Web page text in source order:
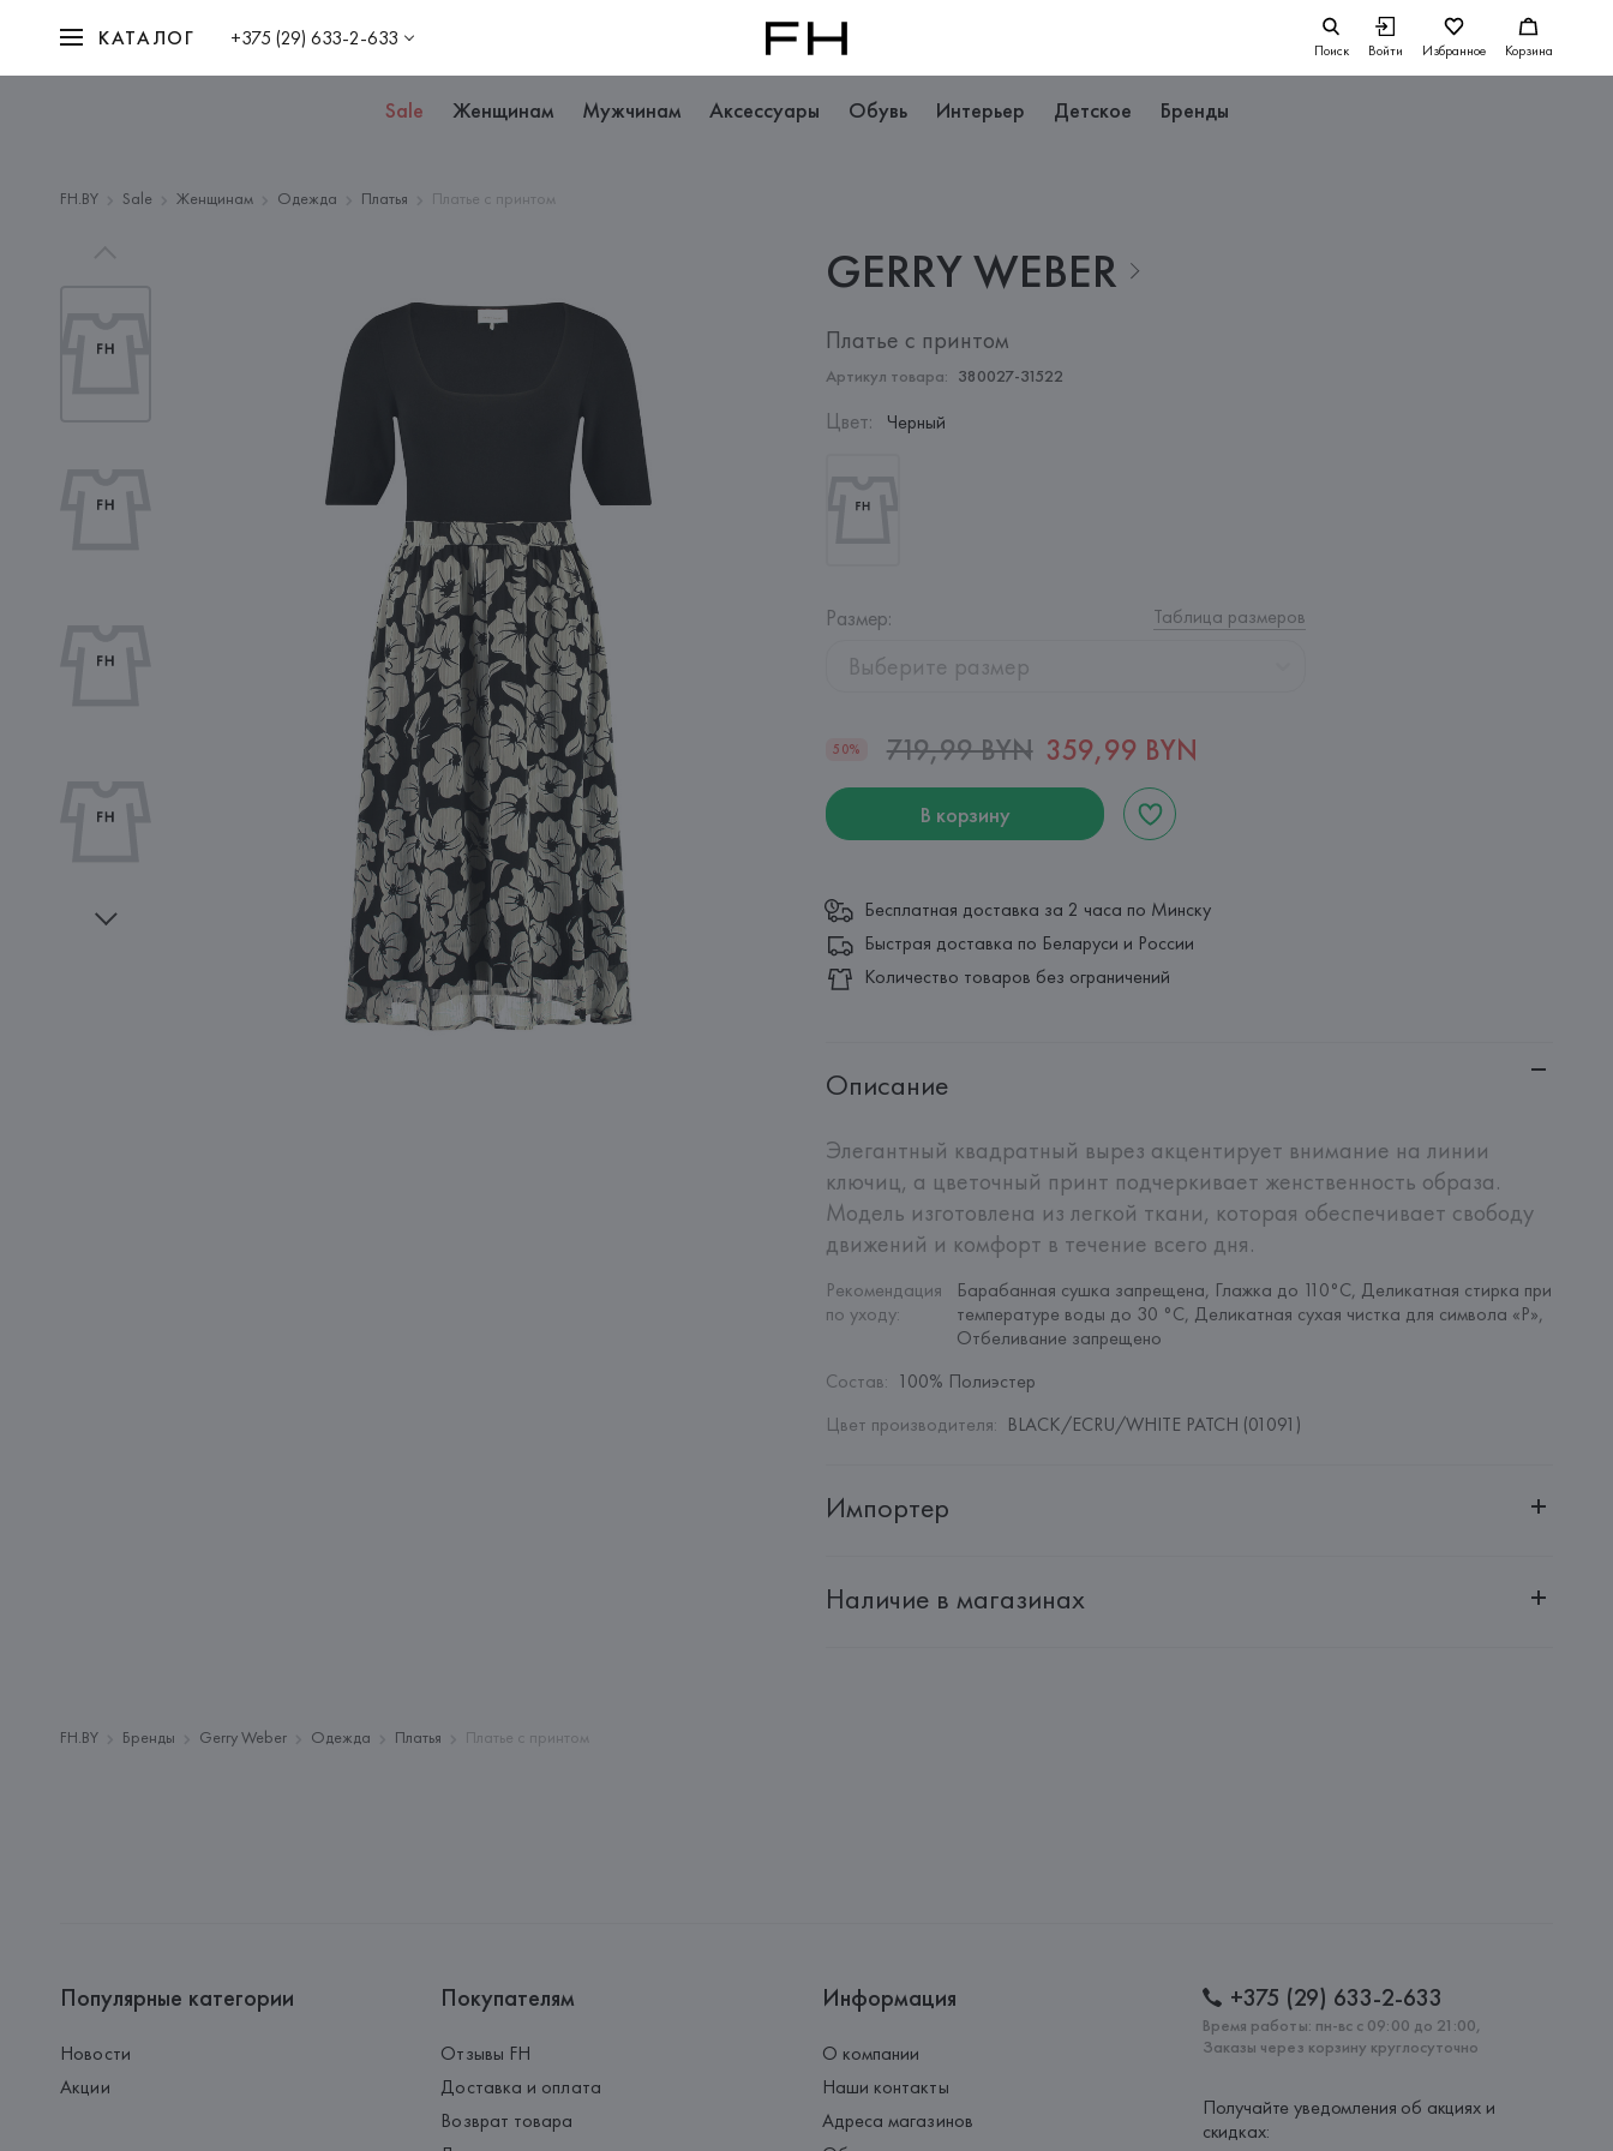
КАТАЛОГ +375 (29) 633-2-633 Поиск Войти Избранное Корзина
Sale Женщинам Мужчинам Аксессуары Обувь Интерьер Детское Бренды
FH.BY Sale Женщинам Одежда Платья Платье с принтом
GERRYWEBER
Платье с принтом
Артикул товара: 380027-31522
Цвет: Черный
Размер: Таблица размеров
Выберите размер
50% 719,99 BYN 359,99 BYN
В корзину
Бесплатная доставка за 2 часа по Минску
Быстрая доставка по Беларуси и России
Количество товаров без ограничений
Описание
Элегантный квадратный вырез акцентирует внимание на линии
ключиц, а цветочный принт подчеркивает женственность образа.
Модель изготовлена из легкой ткани, которая обеспечивает свободу
движений и комфорт в течение всего дня.
Рекомендация
по уходу:
Барабанная сушка запрещена, Глажка до 110°C, Деликатная стирка при
температуре воды до 30 °C, Деликатная сухая чистка для символа «P»,
Отбеливание запрещено
Состав: 100% Полиэстер
Цвет производителя: BLACK/ECRU/WHITE PATCH (01091)
Импортер
Адрес: Республика Беларусь, 220030, г. Минск, ул. Немига, 5, пом. 39
Наличие в магазинах
FH.BY Бренды Gerry Weber Одежда Платья Платье с принтом
Популярные категории
Новости
Акции
Покупателям
Отзывы FH
Доставка и оплата
Возврат товара
Информация
О компании
Наши контакты
Адреса магазинов
+375 (29) 633-2-633
Время работы: пн-вс с 09:00 до 21:00,
Заказы через корзину круглосуточно
Получайте уведомления об акциях и
скидках: